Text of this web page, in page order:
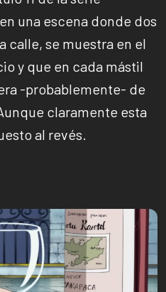
una escena donde dos
calle, se muestra en el
y que en cada mástil
-probablemente- de
claramente esta
al revés.